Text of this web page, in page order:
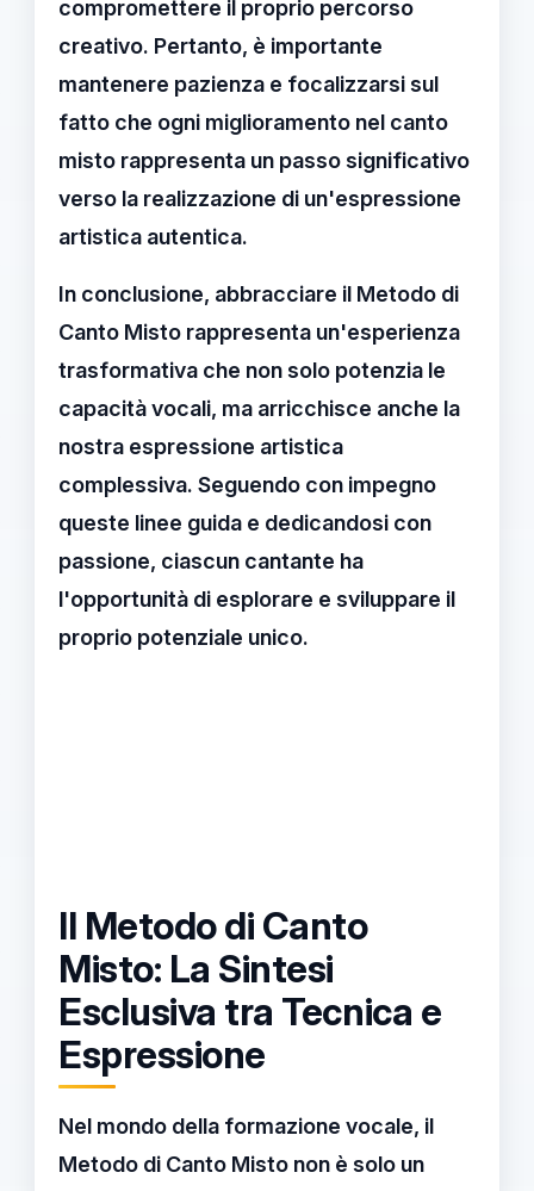
compromettere il proprio percorso
creativo. Pertanto, è importante
mantenere pazienza e focalizzarsi sul
fatto che ogni miglioramento nel canto
misto rappresenta un passo significativo
verso la realizzazione di un'espressione
artistica autentica.
In conclusione, abbracciare il Metodo di
Canto Misto rappresenta un'esperienza
trasformativa che non solo potenzia le
capacità vocali, ma arricchisce anche la
nostra espressione artistica
complessiva. Seguendo con impegno
queste linee guida e dedicandosi con
passione, ciascun cantante ha
l'opportunità di esplorare e sviluppare il
proprio potenziale unico.
Il Metodo di Canto
Misto: La Sintesi
Esclusiva tra Tecnica e
Espressione
Nel mondo della formazione vocale, il
Metodo di Canto Misto non è solo un